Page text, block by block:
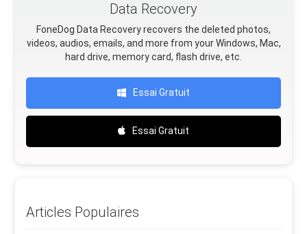
Data Recovery
FoneDog Data Recovery recovers the deleted photos,
videos, audios, emails, and more from your Windows, Mac,
hard drive, memory card, flash drive, etc.
Essai Gratuit
Essai Gratuit
Articles Populaires